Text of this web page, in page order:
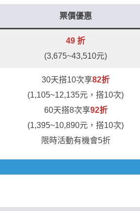
票價優惠
49 折
(3,675~43,510元)
30天搭10次享82折
(1,105~12,135元，搭10次)
60天搭8次享92折
(1,395~10,890元，搭10次)
限時活動有機會5折